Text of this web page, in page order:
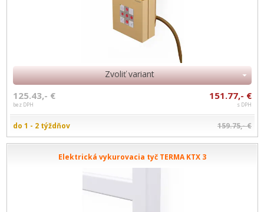
Zvoliť variant
125.43,- €
bez DPH
151.77,- €
s DPH
do 1 - 2 týždňov 159.75,- €
Elektrická vykurovacia tyč TERMA KTX 3